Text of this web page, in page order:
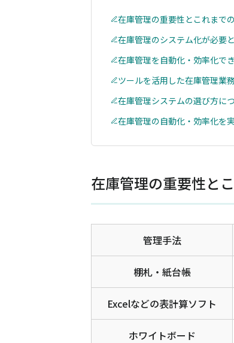
在庫管理の重要性とこれまで
在庫管理のシステム化が必要
在庫管理を自動化・効率化で
ツールを活用した在庫管理業務
在庫管理システムの選び方に
在庫管理の自動化・効率化を
在庫管理の重要性と
管理手法
棚札・紙台帳
Excelなどの表計算ソフト
ホワイトボード